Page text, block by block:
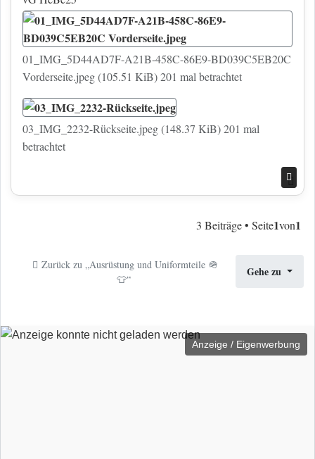
01_IMG_5D44AD7F-A21B-458C-86E9-BD039C5EB20C
Vorderseite.jpeg (105.51 KiB) 201 mal betrachtet
03_IMG_2232-Rückseite.jpeg (148.37 KiB) 201 mal
betrachtet
3 Beiträge • Seite1von1
Zurück zu „Ausrüstung und Uniformteile 🪖
👕“
Gehe zu
Anzeige / Eigenwerbung